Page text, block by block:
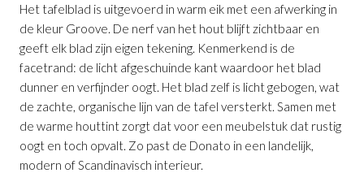
Het tafelblad is uitgevoerd in warm eik met een afwerking in
de kleur Groove. De nerf van het hout blijft zichtbaar en
geeft elk blad zijn eigen tekening. Kenmerkend is de
facetrand: de licht afgeschuinde kant waardoor het blad
dunner en verfijnder oogt. Het blad zelf is licht gebogen, wat
de zachte, organische lijn van de tafel versterkt. Samen met
de warme houttint zorgt dat voor een meubelstuk dat rustig
oogt en toch opvalt. Zo past de Donato in een landelijk,
modern of Scandinavisch interieur.
Eettafel Donato Eik Grooveis
toegevoegd aan je winkelmandje